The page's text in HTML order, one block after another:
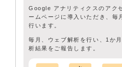
Google アナリティクスのアク
ームページに導入いただき、毎
行います。
毎月、ウェブ解析を行い、1か
析結果をご報告します。